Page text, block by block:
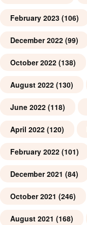
February 2023 (106)
December 2022 (99)
October 2022 (138)
August 2022 (130)
June 2022 (118)
April 2022 (120)
February 2022 (101)
December 2021 (84)
October 2021 (246)
August 2021 (168)